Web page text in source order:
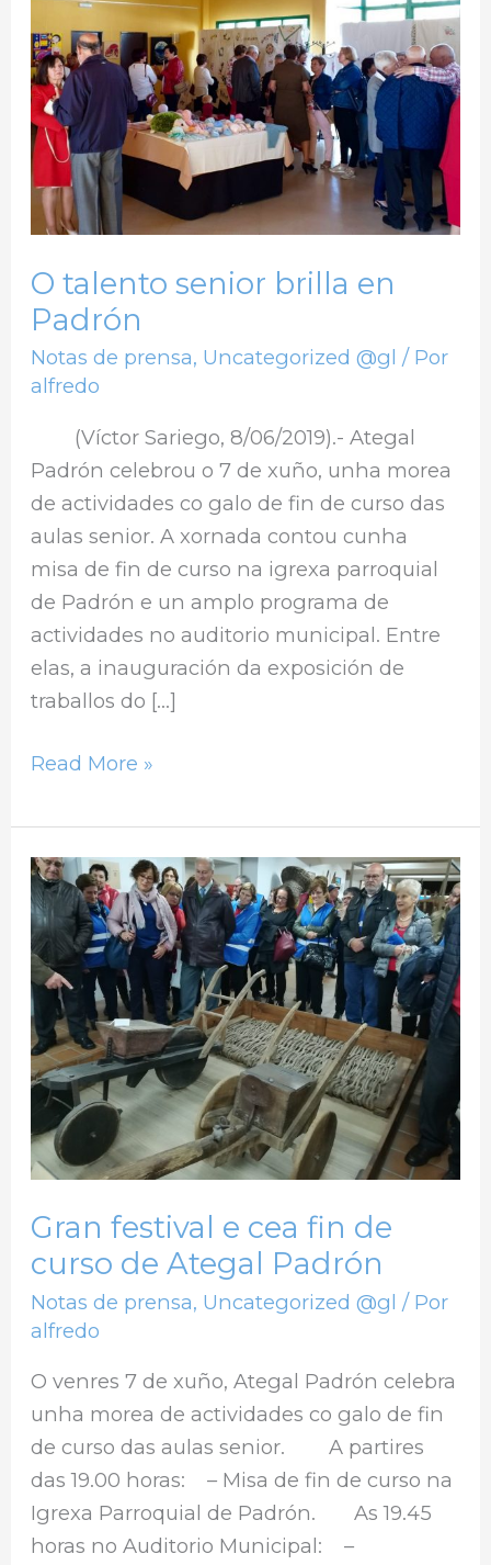
O talento senior brilla en
Padrón
Notas de prensa, Uncategorized @gl / Por
alfredo
(Víctor Sariego, 8/06/2019).- Ategal
Padrón celebrou o 7 de xuño, unha morea
de actividades co galo de fin de curso das
aulas senior. A xornada contou cunha
misa de fin de curso na igrexa parroquial
de Padrón e un amplo programa de
actividades no auditorio municipal. Entre
elas, a inauguración da exposición de
traballos do […]
senior
brilla
en
Padrón
Read More »
Gran festival e cea fin de
curso de Ategal Padrón
Notas de prensa, Uncategorized @gl / Por
alfredo
O venres 7 de xuño, Ategal Padrón celebra
unha morea de actividades co galo de fin
de curso das aulas senior. A partires
das 19.00 horas: – Misa de fin de curso na
Igrexa Parroquial de Padrón. As 19.45
horas no Auditorio Municipal: –
Gran
festival
e
cea
fin
de
curso
de
Ategal
Padrón